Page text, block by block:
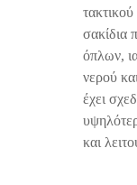
σακίδια
όπλων,
νερού
έχει
και